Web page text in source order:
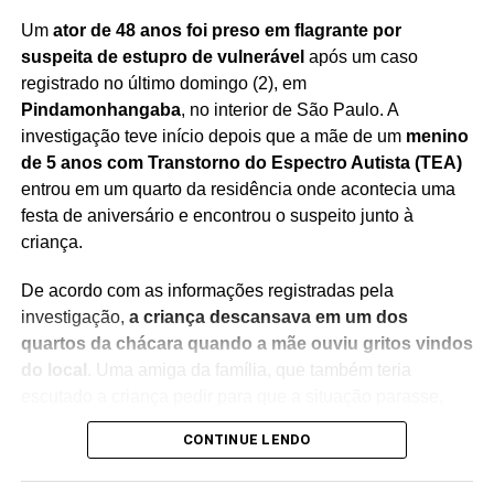
Um ator de 48 anos foi preso em flagrante por
suspeita de estupro de vulnerável após um caso
registrado no último domingo (2), em
Pindamonhangaba, no interior de São Paulo. A
investigação teve início depois que a mãe de um menino
de 5 anos com Transtorno do Espectro Autista (TEA)
entrou em um quarto da residência onde acontecia uma
festa de aniversário e encontrou o suspeito junto à
criança.
De acordo com as informações registradas pela
investigação, a criança descansava em um dos
quartos da chácara quando a mãe ouviu gritos vindos
. Uma amiga da família, que também teria
acompanhou a mulher até o cômodo para verificar o que
CONTINUE LENDO